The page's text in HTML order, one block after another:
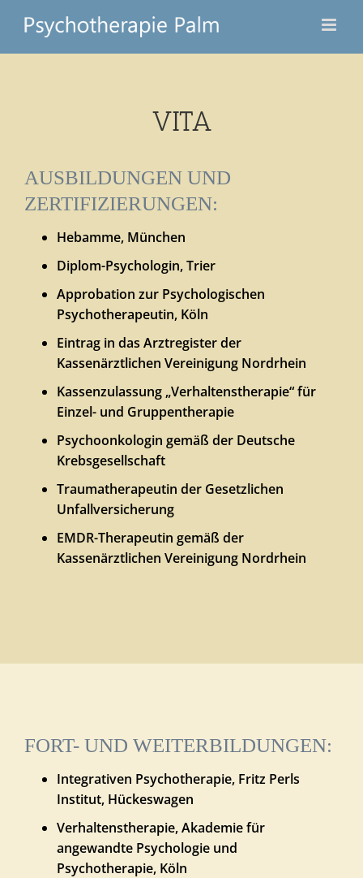
Inhalt
VITA
AUSBILDUNGEN UND
ZERTIFIZIERUNGEN:
Hebamme, München
Diplom-Psychologin, Trier
Approbation zur Psychologischen
Psychotherapeutin, Köln
Eintrag in das Arztregister der
Kassenärztlichen Vereinigung Nordrhein
Kassenzulassung „Verhaltenstherapie“ für
Einzel- und Gruppentherapie
Psychoonkologin gemäß der Deutsche
Krebsgesellschaft
Traumatherapeutin der Gesetzlichen
Unfallversicherung
EMDR-Therapeutin gemäß der
Kassenärztlichen Vereinigung Nordrhein
FORT- UND WEITERBILDUNGEN:
Integrativen Psychotherapie, Fritz Perls
Institut, Hückeswagen
Verhaltenstherapie, Akademie für
angewandte Psychologie und
Psychotherapie, Köln